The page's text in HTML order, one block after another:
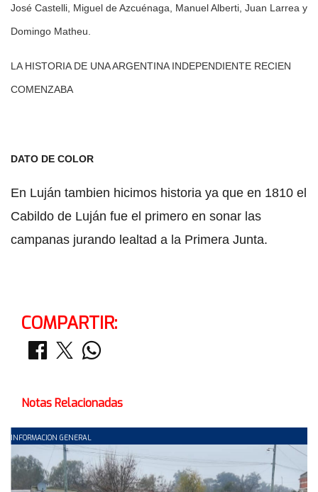
José Castelli, Miguel de Azcuénaga, Manuel Alberti, Juan Larrea y
Domingo Matheu.
LA HISTORIA DE UNA ARGENTINA INDEPENDIENTE RECIEN
COMENZABA
DATO DE COLOR
En Luján tambien hicimos historia ya que en 1810 el
Cabildo de Luján fue el primero en sonar las
campanas jurando lealtad a la Primera Junta.
COMPARTIR:
Notas Relacionadas
INFORMACION GENERAL